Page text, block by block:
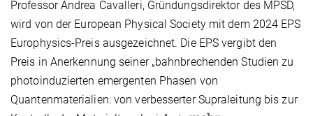
Professor Andrea Cavalleri, Gründungsdirektor des MPSD,
wird von der European Physical Societymit dem 2024 EPS
Europhysics-Preis ausgezeichnet. Die EPS vergibt den
Preis in Anerkennung seiner „bahnbrechenden Studien zu
photoinduzierten emergenten Phasen von
Quantenmaterialien: von verbesserter Supraleitung bis zur